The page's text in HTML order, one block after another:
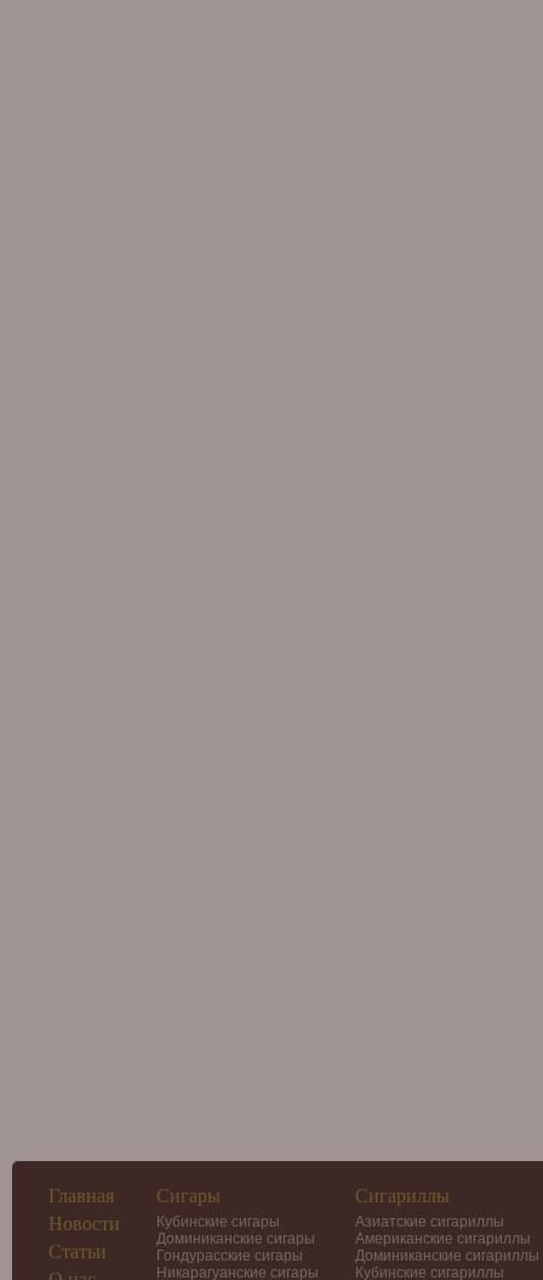
Главная
Новости
Статьи
Сигары
Кубинские сигары
Доминиканские сигары
Гондурасские сигары
Никарагуанские сигары
Сигариллы
Азиатские сигариллы
Американские сигариллы
Доминиканские сигариллы
Кубинские сигариллы